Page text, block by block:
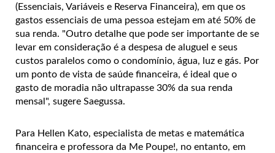
(Essenciais, Variáveis e Reserva Financeira), em que os
gastos essenciais de uma pessoa estejam em até 50% de
sua renda. "Outro detalhe que pode ser importante de se
levar em consideração é a despesa de aluguel e seus
custos paralelos como o condomínio, água, luz e gás. Por
um ponto de vista de saúde financeira, é ideal que o
gasto de moradia não ultrapasse 30% da sua renda
mensal", sugere Saegussa.
Para Hellen Kato, especialista de metas e matemática
financeira e professora da Me Poupe!, no entanto, em